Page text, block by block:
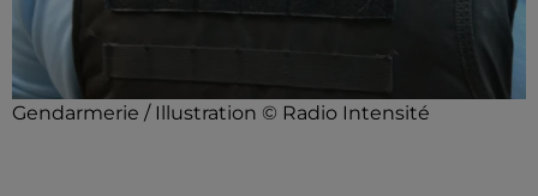
Gendarmerie / Illustration © Radio Intensité